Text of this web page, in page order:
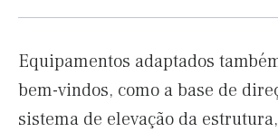
Equipamentos adaptados
bem-vindos, como a base de
sistema de elevação da